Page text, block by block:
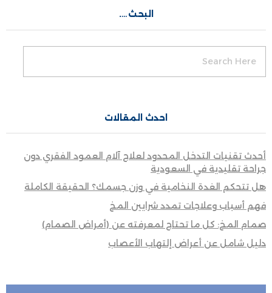
البحث….
احدث المقالات
أحدث تقنيات التدخل المحدود لعلاج آلام العمود الفقري دون
جراحة تقليدية في السعودية
هل تتحكم الغدة النخامية في وزن جسمك؟ الحقيقة الكاملة
فهم أسباب وعلاجات تمدد شرايين المخ
صمام المخ: كل ما تحتاج لمعرفته عن (أمراض الصمام)
دليل شامل عن أعراض إلتهاب الأعصاب